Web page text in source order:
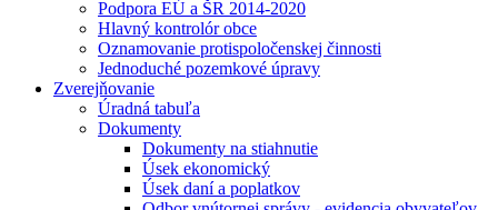
Podpora EÚ a ŠR 2014-2020
Hlavný kontrolór obce
Oznamovanie protispoločenskej činnosti
Jednoduché pozemkové úpravy
Zverejňovanie
Úradná tabuľa
Dokumenty
Dokumenty na stiahnutie
Úsek ekonomický
Úsek daní a poplatkov